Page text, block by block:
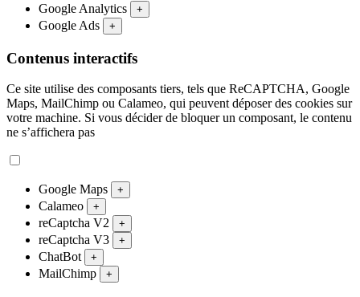
Google Analytics +
Google Ads +
Contenus interactifs
Ce site utilise des composants tiers, tels que ReCAPTCHA, Google
Maps, MailChimp ou Calameo, qui peuvent déposer des cookies sur
votre machine. Si vous décider de bloquer un composant, le contenu
ne s’affichera pas
Google Maps +
Calameo +
reCaptcha V2 +
reCaptcha V3 +
ChatBot +
MailChimp +